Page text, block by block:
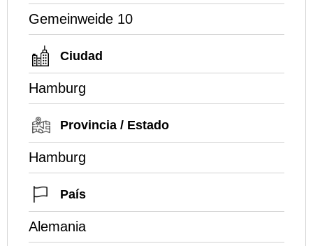
Gemeinweide 10
Ciudad
Hamburg
Provincia / Estado
Hamburg
País
Alemania